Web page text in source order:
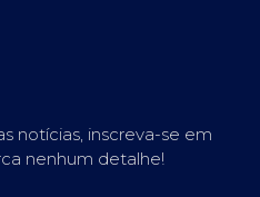
notícias, inscreva-se em
nenhum detalhe!